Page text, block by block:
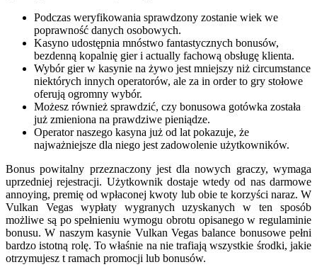
Podczas weryfikowania sprawdzony zostanie wiek we
poprawność danych osobowych.
Kasyno udostępnia mnóstwo fantastycznych bonusów,
bezdenną kopalnię gier i actually fachową obsługę klienta.
Wybór gier w kasynie na żywo jest mniejszy niż circumstance
niektórych innych operatorów, ale za in order to gry stołowe
oferują ogromny wybór.
Możesz również sprawdzić, czy bonusowa gotówka została
już zmieniona na prawdziwe pieniądze.
Operator naszego kasyna już od lat pokazuje, że
najważniejsze dla niego jest zadowolenie użytkowników.
Bonus powitalny przeznaczony jest dla nowych graczy, wymaga
uprzedniej rejestracji. Użytkownik dostaje wtedy od nas darmowe
annoying, premię od wpłaconej kwoty lub obie te korzyści naraz. W
Vulkan Vegas wypłaty wygranych uzyskanych w ten sposób
możliwe są po spełnieniu wymogu obrotu opisanego w regulaminie
bonusu. W naszym kasynie Vulkan Vegas balance bonusowe pełni
bardzo istotną rolę. To właśnie na nie trafiają wszystkie środki, jakie
otrzymujesz t ramach promocji lub bonusów.